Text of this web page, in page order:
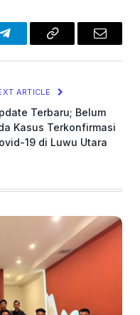
TelegramCopy
Email
ARTICLE
Terbaru; Belum
Kasus Terkonfirmasi
19 di Luwu Utara